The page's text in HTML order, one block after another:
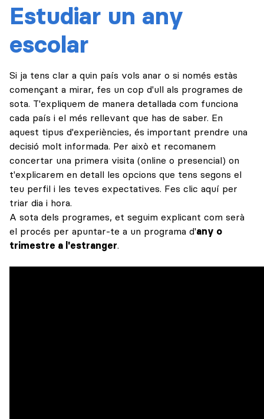
Estudiar un any
escolar
Si ja tens clar a quin país vols anar o si només estàs
començant a mirar, fes un cop d'ull als programes de
sota. T'expliquem de manera detallada com funciona
cada país i el més rellevant que has de saber. En
aquest tipus d'experiències, és important prendre una
decisió molt informada. Per això et recomanem
concertar una primera visita (online o presencial) on
t'explicarem en detall les opcions que tens segons el
teu perfil i les teves expectatives. Fes clic aquí per
triar dia i hora.
A sota dels programes, et seguim explicant com serà
el procés per apuntar-te a un programa d'any o
trimestre a l'estranger.